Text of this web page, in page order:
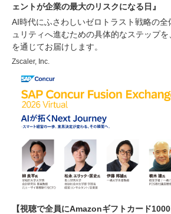
ェントが企業の最大のリスクになる日』
AI時代にふさわしいゼロトラスト戦略の
ュリティへ進むための具体的なステップ
を通じてお届けします。
Zscaler, Inc.
【視聴で全員にAmazonギフトカード